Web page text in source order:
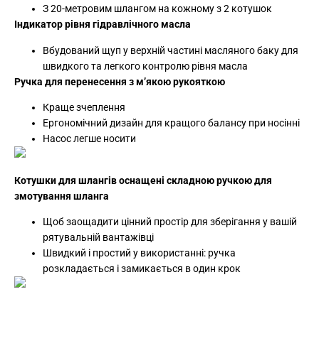
З 20-метровим шлангом на кожному з 2 котушок
Індикатор рівня гідравлічного масла
Вбудований щуп у верхній частині масляного баку для
швидкого та легкого контролю рівня масла
Ручка для перенесення з м’якою рукояткою
Краще зчеплення
Ергономічний дизайн для кращого балансу при носінні
Насос легше носити
Котушки для шлангів оснащені складною ручкою для
змотування шланга
Щоб заощадити цінний простір для зберігання у вашій
рятувальній вантажівці
Швидкий і простий у використанні: ручка
розкладається і замикається в один крок